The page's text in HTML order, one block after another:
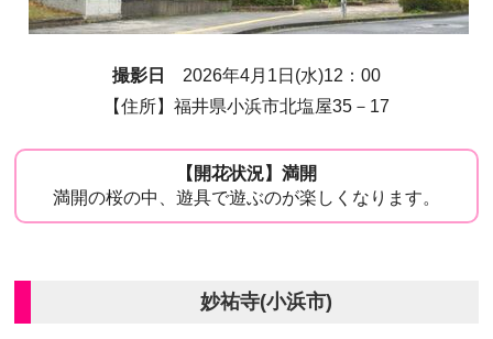
撮影日
2026年4月1日(水)12：00
【住所】福井県小浜市北塩屋35－17
【開花状況】満開
満開の桜の中、遊具で遊ぶのが楽しくなります。
妙祐寺(小浜市)